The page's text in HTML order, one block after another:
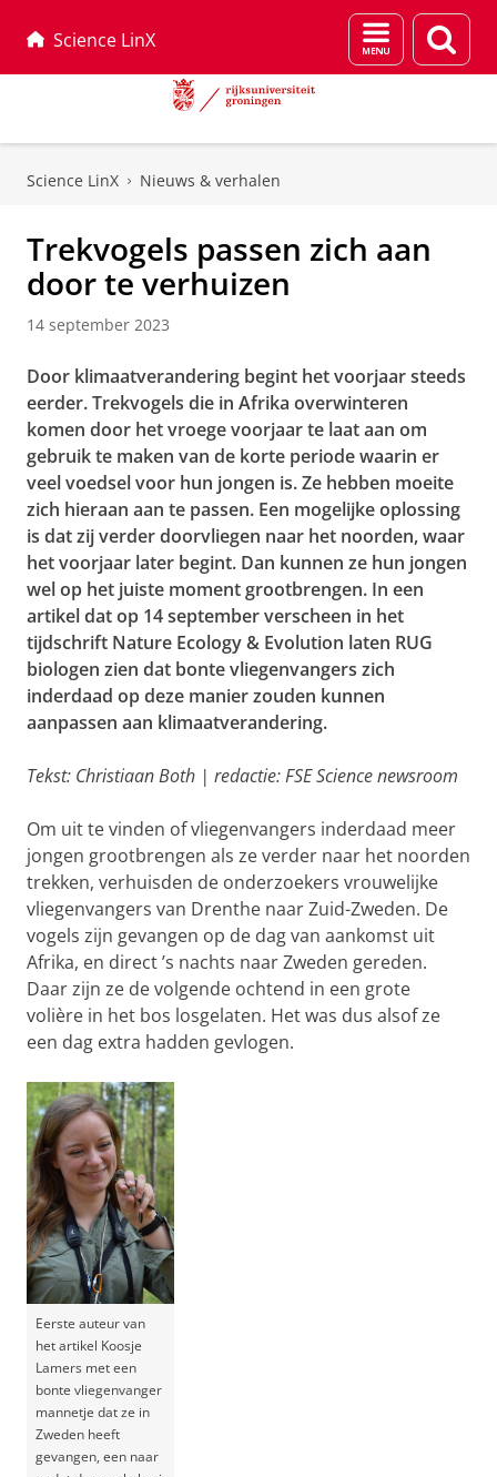
Science LinX
Menu
en
Science LinX Nieuws & verhalen
Trekvogels passen zich aan
door te verhuizen
14 september 2023
Door klimaatverandering begint het voorjaar steeds
eerder. Trekvogels die in Afrika overwinteren
komen door het vroege voorjaar te laat aan om
gebruik te maken van de korte periode waarin er
veel voedsel voor hun jongen is. Ze hebben moeite
zich hieraan aan te passen. Een mogelijke oplossing
is dat zij verder doorvliegen naar het noorden, waar
het voorjaar later begint. Dan kunnen ze hun jongen
wel op het juiste moment grootbrengen. In een
artikel dat op 14 september verscheen in het
tijdschrift Nature Ecology & Evolution laten RUG
biologen zien dat bonte vliegenvangers zich
inderdaad op deze manier zouden kunnen
aanpassen aan klimaatverandering.
Tekst: Christiaan Both | redactie: FSE Science newsroom
Om uit te vinden of vliegenvangers inderdaad meer
jongen grootbrengen als ze verder naar het noorden
trekken, verhuisden de onderzoekers vrouwelijke
vliegenvangers van Drenthe naar Zuid-Zweden. De
vogels zijn gevangen op de dag van aankomst uit
Afrika, en direct ’s nachts naar Zweden gereden.
Daar zijn ze de volgende ochtend in een grote
volière in het bos losgelaten. Het was dus alsof ze
een dag extra hadden gevlogen.
Eerste auteur van
het artikel Koosje
Lamers met een
bonte vliegenvanger
mannetje dat ze in
Zweden heeft
gevangen, een naar